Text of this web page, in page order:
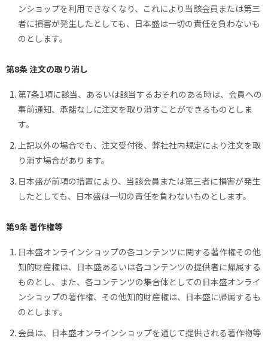
ンショップを利用できなくなり、これにより当該会員または第三
者に損害が発生したとしても、日本盛は一切の責任を負わないも
のとします。
第8条 注文の取り消し
第7条1項に該当、あるいは該当するおそれのある時は、会員への
事前通知、承諾なしに注文を取り消すことができるものとしま
す。
上記以外の場合でも、注文受付後、弊社社内規定により注文を取
り消す場合があります。
日本盛が前項の措置により、当該会員または第三者に損害が発生
したとしても、日本盛は一切の責任を負わないものとします。
第9条 著作権等
日本盛オンラインショップの各コンテンツに関する著作権その他
知的財産権は、日本盛あるいは各コンテンツの提供者に帰属する
ものとし、また、各コンテンツの集合体としての日本盛オンライ
ンショップの著作権、その他知的財産権は、日本盛に帰属するも
のとします。
会員は、日本盛オンラインショップを通じて提供される著作物等